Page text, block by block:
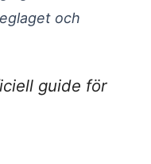
och
guide för